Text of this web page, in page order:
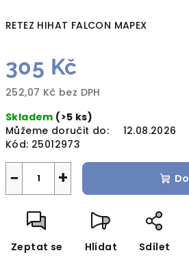
RETEZ HIHAT FALCON MAPEX
305 Kč
252,07 Kč bez DPH
cena:
Skladem (>5 ks)
Můžeme doručit do:
12.08.2026
Kód: 25012973
+
−
Zeptat se Hlídat Sdílet